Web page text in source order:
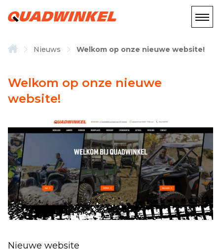
Nieuws Welkom op onze nieuwe website!
Welkom op onze nieuwe
website!
Nieuwe website